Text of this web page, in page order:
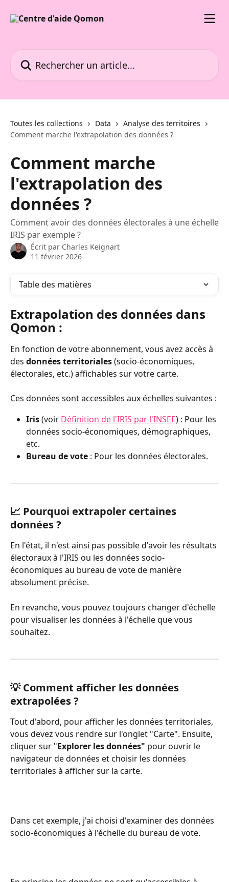
Toutes les collections Data
Analyse des territoires
Comment marche l'extrapolation des données ?
Comment marche
l'extrapolation des
données ?
Comment avoir des données électorales à une échelle
IRIS par exemple ?
Écrit par Charles Keignart
11 février 2026
Table des matières
Extrapolation des données dans
Qomon :
En fonction de votre abonnement, vous avez accès à
des données territoriales (socio-économiques,
électorales, etc.) affichables sur votre carte.
Ces données sont accessibles aux échelles suivantes :
Iris (voir Définition de l'IRIS par l'INSEE) : Pour les
données socio-économiques, démographiques,
etc.
Bureau de vote : Pour les données électorales.
📈 Pourquoi extrapoler certaines
données ?
En l'état, il n'est ainsi pas possible d'avoir les résultats
électoraux à l'IRIS ou les données socio-
économiques au bureau de vote de manière
absolument précise.
En revanche, vous pouvez toujours changer d'échelle
pour visualiser les données à l'échelle que vous
souhaitez.
💡 Comment afficher les données
extrapolées ?
Tout d'abord, pour afficher les données territoriales,
vous devez vous rendre sur l'onglet "Carte". Ensuite,
cliquer sur "Explorer les données" pour ouvrir le
navigateur de données et choisir les données
territoriales à afficher sur la carte.
Dans cet exemple, j'ai choisi d'examiner des données
socio-économiques à l'échelle du bureau de vote.